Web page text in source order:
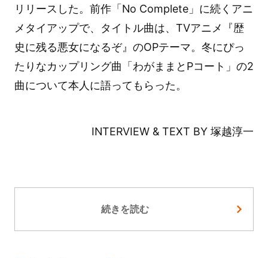
リリースした。前作「No Complete」に続くアニ
メタイアップで、タイトル曲は、TVアニメ『歴
史に残る悪女になるぞ』のOPテーマ。冬にぴっ
たりなカップリング曲「わがままとPコート」の2
曲について本人に語ってもらった。
INTERVIEW & TEXT BY 塚越淳一
続きを読む